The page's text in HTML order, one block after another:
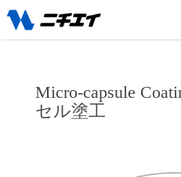
Micro-capsule
セル塗工